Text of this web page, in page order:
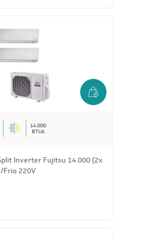
14.000
BTUs
Inverter Fujitsu 14.000 (2x
Frio 220V